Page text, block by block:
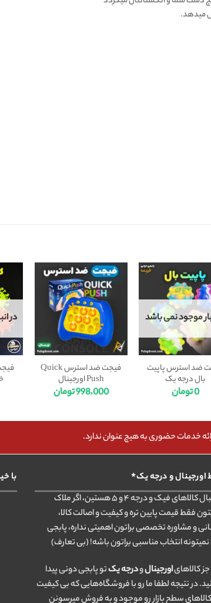
میدهد.
موجود نمی باشد
ضد استرس پاپیت
بال درجه یک
0تومان
فیجت ضد استرس Quick
Push اورجینال
998,000تومان
در
خدمات حضوری به هیچ عنوان ندارد.
و درجه یک*
اگر دنبال کالاهای فیک و درجه ۴ و ۵ هستین، اگر ملاک
فقط قیمت پایین تره و کیفیت و اصالت کالا،
و مشاوره تخصصی براتون اهمیتی نداره، پابجی
انتخاب مناسبی براتون باشه! (بی تعارف)
کالاهایاورجینالودرجه یکتو پابجی دونی پیدا
در نتیجه لطفا ما رو با فروشگاه‌هایی که بی کیفیت
سطح بازار رو موجود و به فروش میرسونن
با